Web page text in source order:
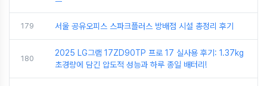
179 서울 공유오피스 스파크플러스 방배점 시설 총정리 후기
180
2025 LG그램 17ZD90TP 프로 17 실사용 후기: 1.37kg
초경량에 담긴 압도적 성능과 하루 종일 배터리!